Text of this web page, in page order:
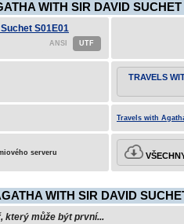
WITH SIR DAVID
S01E01
TRAVELS
Travels with
serveru
WITH SIR DAVID
který může být první...